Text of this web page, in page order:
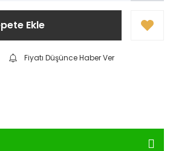
Ekle
Fiyatı Düşünce Haber Ver